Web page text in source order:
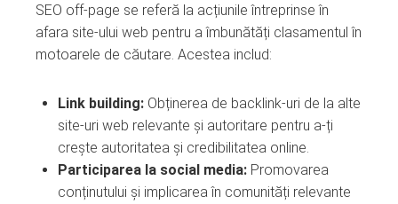
SEO off-page se referă la acțiunile întreprinse în
afara site-ului web pentru a îmbunătăți clasamentul în
motoarele de căutare. Acestea includ:
Link building: Obținerea de backlink-uri de la alte
site-uri web relevante și autoritare pentru a-ți
crește autoritatea și credibilitatea online.
Participarea la social media: Promovarea
conținutului și implicarea în comunități relevante